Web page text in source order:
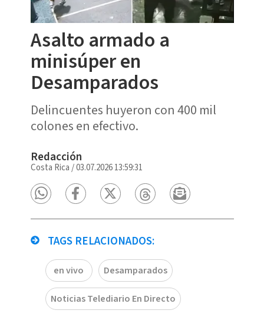
Asalto armado a
minisúper en
Desamparados
Delincuentes huyeron con 400 mil
colones en efectivo.
Redacción
Costa Rica /03.07.2026 13:59:31
TAGS RELACIONADOS:
en vivo Desamparados
Noticias Telediario En Directo